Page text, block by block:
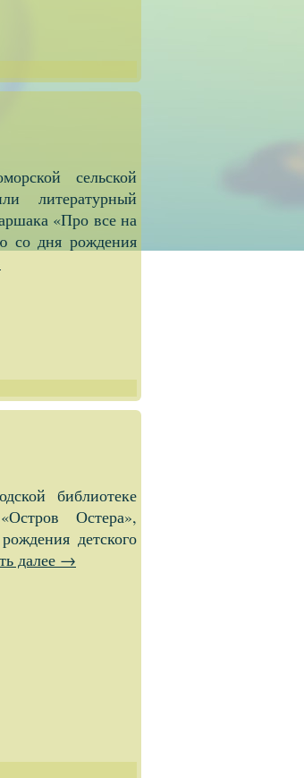
сельской
литературный
«Про все на
со дня рождения
библиотеке
Остера»,
детского
далее →